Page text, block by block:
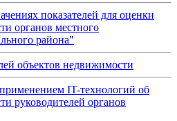
показателей для оценки
органов местного
района"
объектов недвижимости
IT-технологий об
руководителей органов